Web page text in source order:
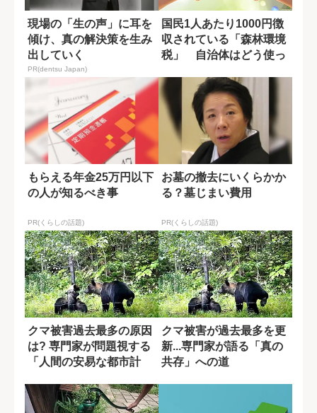
現場の「生の声」に耳を
傾け、真の解決策を生み
出していく
PR(dentsu Japan)
国民1人あたり1000円徴
収されている「森林環境
税」 自治体はどう使っ
もらえる年金25万円以下
の人が知るべき事
PR(くらしの話題)
お墓の撤去にいくらかか
る？墓じまい費用
PR(くらしの話題)
クマ被害過去最多の原因
は? 専門家が問題視する
「人間の安易な都市計
クマ被害が過去最多を更
新...専門家が語る「真の
共存」への道